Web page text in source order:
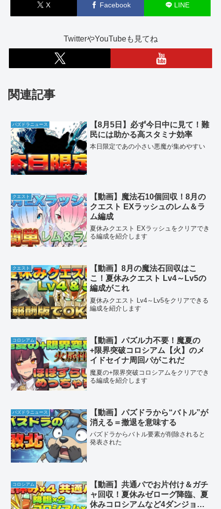
X Facebook LINE
TwitterやYouTubeも見てね
関連記事
パズドラニュース
【8月5日】必ず今日中に見て！難
民には助かる高スタミナ効率
本日限定であの小さい悪魔が集めやすい
クエスト
【動画】魔法石10個回収！8月の
クエスト EXラッシュのレム＆ラ
ム編成
夏休みクエスト EXラッシュをクリアでき
る編成を紹介します
クエスト
【動画】8月の魔法石回収はこ
こ！夏休みクエスト Lv4～Lv5の
編成がこれ
夏休みクエスト Lv4～Lv5をクリアできる
編成を紹介します
コロシアム
【動画】パズル力不要！魔夏の
+限界突破コロシアム【火】のメ
イドセイナ周回パがこれだ
魔夏の+限界突破コロシアムをクリアでき
る編成を紹介します
パズドラニュース
【動画】パズドラから“バトル”が
消える＝撤退を意味する
パズドラからバトル要素が削除されると
発表された
コロシアム
【動画】共通パでお片付け＆ガチ
ャ回収！夏休みゼローグ降臨、夏
休みコロシアムなど4ダンジョン